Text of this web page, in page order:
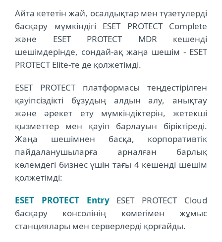
Айта кететін жай, осалдықтар мен түзетулерді
басқару мүмкіндігі ESET PROTECT Complete
және ESET PROTECT MDR кешенді
шешімдерінде, сондай-ақ жаңа шешім - ESET
PROTECT Elite-те де қолжетімді.
ESET PROTECT платформасы теңдестірілген
қауіпсіздікті бұзудың алдын алу, анықтау
және әрекет ету мүмкіндіктерін, жетекші
қызметтер мен қауіп барлауын біріктіреді.
Жаңа шешімнен басқа, корпоративтік
пайдаланушыларға арналған барлық
көлемдегі бизнес үшін тағы 4 кешенді шешім
қолжетімді:
ESET PROTECT EntryESET PROTECT Cloud
басқару консолінің көмегімен жұмыс
станциялары мен серверлерді қорғайды.